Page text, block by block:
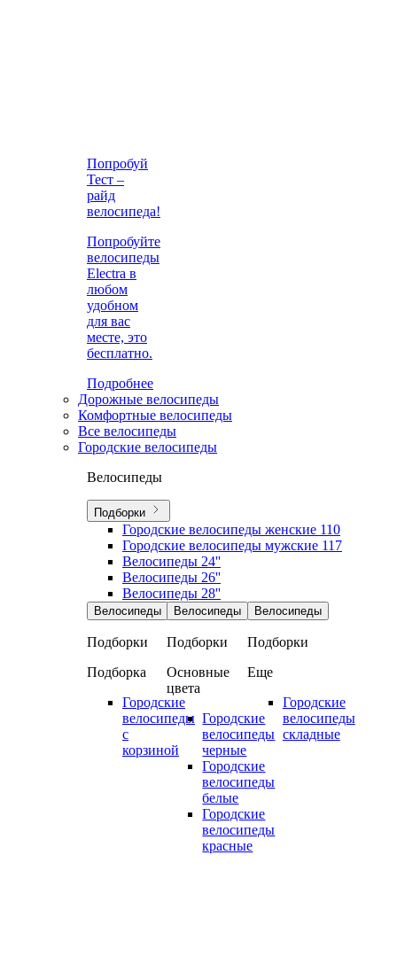
Попробуй
Тест –
райд
велосипеда!
Попробуйте
велосипеды
Electra в
любом
удобном
для вас
месте, это
бесплатно.
Подробнее
Дорожные велосипеды
Комфортные велосипеды
Все велосипеды
Городские велосипеды
Велосипеды
Подборки
Городские велосипеды женские 110
Городские велосипеды мужские 117
Велосипеды 24''
Велосипеды 26''
Велосипеды 28''
Велосипеды
Подборки
Подборка
Городские
велосипеды
с
корзиной
Велосипеды
Подборки
Основные
цвета
Городские
велосипеды
черные
Городские
велосипеды
белые
Городские
велосипеды
красные
Велосипеды
Подборки
Еще
Городские
велосипеды
складные